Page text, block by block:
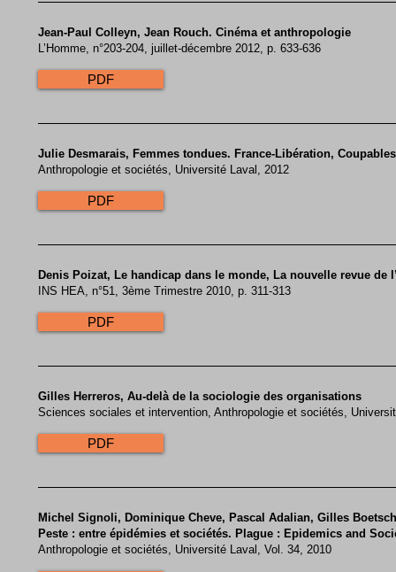
Jean-Paul Colleyn, Jean Rouch. Cinéma et anthropologie
L’Homme, n°203-204, juillet-décembre 2012, p. 633-636
PDF
​Julie Desmarais, Femmes tondues. France-Libération,
Anthropologie et sociétés, Université Laval, 2012
PDF
​Denis Poizat, Le handicap dans le monde, La nouvelle revue de
INS HEA, n°51, 3ème Trimestre 2010, p. 311-313
PDF
​Gilles Herreros, Au-delà de la sociologie des organisations
Sciences sociales et intervention, Anthropologie et sociétés,
PDF
Michel Signoli, Dominique Cheve, Pascal Adalian, Gilles
Peste : entre épidémies et sociétés. Plague : Epidemics and
Anthropologie et sociétés, Université Laval, Vol. 34, 2010